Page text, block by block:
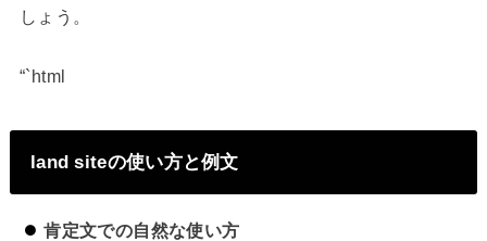
しょう。
“`html
land siteの使い方と例文
肯定文での自然な使い方